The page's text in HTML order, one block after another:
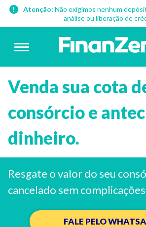
Atenção: Não exigimos nenhum
análise ou liberação de
Venda sua cota
consórcio e
dinheiro.
Resgate o valor do seu
cancelado sem
FALE PELO